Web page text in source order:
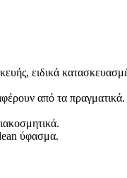
ειδικά
από τα πραγματικά.
ύφασμα.